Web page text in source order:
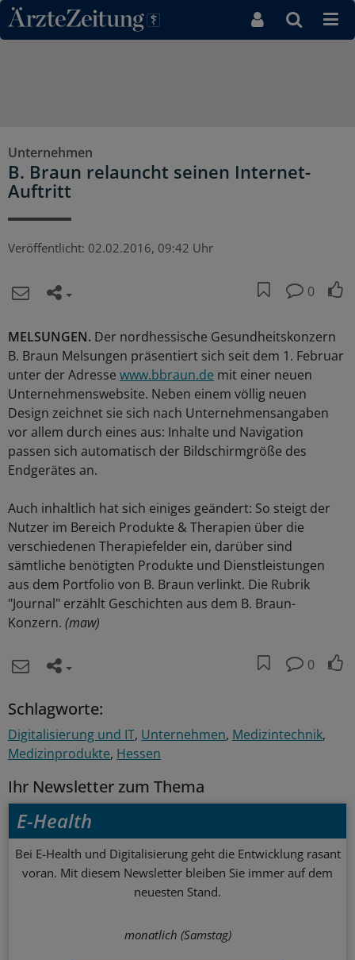
Direkt zum Inhaltsbereich
Unternehmen
B. Braun relauncht seinen Internet-
Auftritt
Veröffentlicht: 02.02.2016, 09:42 Uhr
0
MELSUNGEN. Der nordhessische Gesundheitskonzern
B. Braun Melsungen präsentiert sich seit dem 1. Februar
unter der Adresse www.bbraun.de mit einer neuen
Unternehmenswebsite. Neben einem völlig neuen
Design zeichnet sie sich nach Unternehmensangaben
vor allem durch eines aus: Inhalte und Navigation
passen sich automatisch der Bildschirmgröße des
Endgerätes an.
Auch inhaltlich hat sich einiges geändert: So steigt der
Nutzer im Bereich Produkte & Therapien über die
verschiedenen Therapiefelder ein, darüber sind
sämtliche benötigten Produkte und Dienstleistungen
aus dem Portfolio von B. Braun verlinkt. Die Rubrik
"Journal" erzählt Geschichten aus dem B. Braun-
Konzern. (maw)
0
Schlagworte:
Digitalisierung und IT Unternehmen Medizintechnik
Medizinprodukte Hessen
Ihr Newsletter zum Thema
E-Health
Bei E-Health und Digitalisierung geht die Entwicklung rasant
voran. Mit diesem Newsletter bleiben Sie immer auf dem
neuesten Stand.
monatlich (Samstag)